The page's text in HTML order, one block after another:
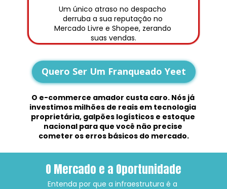
Um único atraso no despacho
derruba a sua reputação no
Mercado Livre e Shopee, zerando
suas vendas.
O e-commerce amador custa caro. Nós já
investimos milhões de reais em tecnologia
proprietária, galpões logísticos e estoque
nacional para que você não precise
cometer os erros básicos do mercado.
Quero Ser Um Franqueado Yeet
O Mercado e a Oportunidade
Entenda por que a infraestrutura é a